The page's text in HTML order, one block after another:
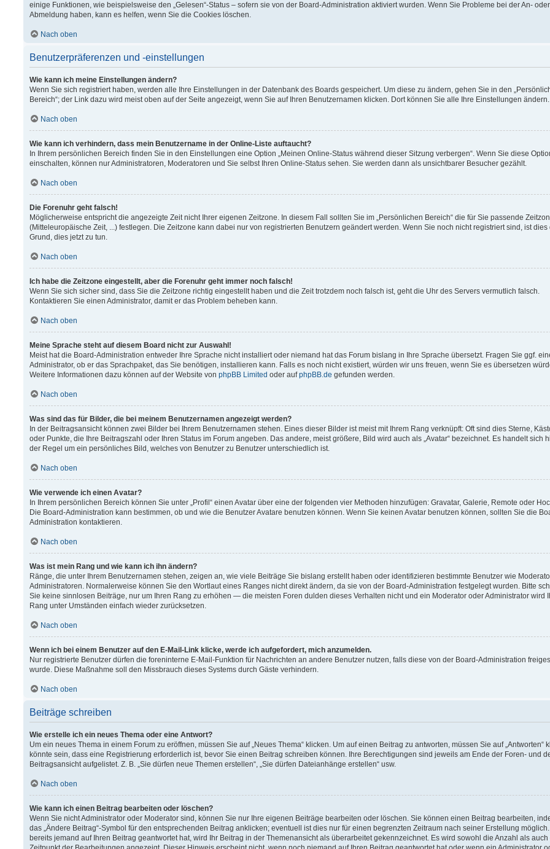
einige Funktionen, wie beispielsweise den „Gelesen“-Status – sofern sie von der Board-Administration aktiviert wurden. Wenn Sie Probleme bei der An- oder
Abmeldung haben, kann es helfen, wenn Sie die Cookies löschen.
Nach oben
Benutzerpräferenzen und -einstellungen
Wie kann ich meine Einstellungen ändern?
Wenn Sie sich registriert haben, werden alle Ihre Einstellungen in der Datenbank des Boards gespeichert. Um diese zu ändern, gehen Sie in den
Bereich“; der Link dazu wird meist oben auf der Seite angezeigt, wenn Sie auf Ihren Benutzernamen klicken. Dort können Sie alle Ihre Einstellungen ändern.
Nach oben
Wie kann ich verhindern, dass mein Benutzername in der Online-Liste auftaucht?
In Ihrem persönlichen Bereich finden Sie in den Einstellungen eine Option „Meinen Online-Status während dieser Sitzung verbergen“. Wenn Sie diese
einschalten, können nur Administratoren, Moderatoren und Sie selbst Ihren Online-Status sehen. Sie werden dann als unsichtbarer Besucher gezählt.
Nach oben
Die Forenuhr geht falsch!
Möglicherweise entspricht die angezeigte Zeit nicht Ihrer eigenen Zeitzone. In diesem Fall sollten Sie im „Persönlichen Bereich“ die für Sie passende
(Mitteleuropäische Zeit, ...) festlegen. Die Zeitzone kann dabei nur von registrierten Benutzern geändert werden. Wenn Sie noch nicht registriert sind, ist dies
Grund, dies jetzt zu tun.
Nach oben
Ich habe die Zeitzone eingestellt, aber die Forenuhr geht immer noch falsch!
Wenn Sie sich sicher sind, dass Sie die Zeitzone richtig eingestellt haben und die Zeit trotzdem noch falsch ist, geht die Uhr des Servers vermutlich falsch.
Kontaktieren Sie einen Administrator, damit er das Problem beheben kann.
Nach oben
Meine Sprache steht auf diesem Board nicht zur Auswahl!
Meist hat die Board-Administration entweder Ihre Sprache nicht installiert oder niemand hat das Forum bislang in Ihre Sprache übersetzt. Fragen Sie ggf.
Administrator, ob er das Sprachpaket, das Sie benötigen, installieren kann. Falls es noch nicht existiert, würden wir uns freuen, wenn Sie es übersetzen
Weitere Informationen dazu können auf der Website von phpBB Limited oder aufphpBB.de gefunden werden.
Nach oben
Was sind das für Bilder, die bei meinem Benutzernamen angezeigt werden?
In der Beitragsansicht können zwei Bilder bei Ihrem Benutzernamen stehen. Eines dieser Bilder ist meist mit Ihrem Rang verknüpft: Oft sind dies Sterne,
oder Punkte, die Ihre Beitragszahl oder Ihren Status im Forum angeben. Das andere, meist größere, Bild wird auch als „Avatar“ bezeichnet. Es handelt sich
der Regel um ein persönliches Bild, welches von Benutzer zu Benutzer unterschiedlich ist.
Nach oben
Wie verwende ich einen Avatar?
In Ihrem persönlichen Bereich können Sie unter „Profil“ einen Avatar über eine der folgenden vier Methoden hinzufügen: Gravatar, Galerie, Remote oder
Die Board-Administration kann bestimmen, ob und wie die Benutzer Avatare benutzen können. Wenn Sie keinen Avatar benutzen können, sollten Sie die
Administration kontaktieren.
Nach oben
Was ist mein Rang und wie kann ich ihn ändern?
Ränge, die unter Ihrem Benutzernamen stehen, zeigen an, wie viele Beiträge Sie bislang erstellt haben oder identifizieren bestimmte Benutzer wie
Administratoren. Normalerweise können Sie den Wortlaut eines Ranges nicht direkt ändern, da sie von der Board-Administration festgelegt wurden. Bitte
Sie keine sinnlosen Beiträge, nur um Ihren Rang zu erhöhen — die meisten Foren dulden dieses Verhalten nicht und ein Moderator oder Administrator wird
Rang unter Umständen einfach wieder zurücksetzen.
Nach oben
Wenn ich bei einem Benutzer auf den E-Mail-Link klicke, werde ich aufgefordert, mich anzumelden.
Nur registrierte Benutzer dürfen die foreninterne E-Mail-Funktion für Nachrichten an andere Benutzer nutzen, falls diese von der Board-Administration
wurde. Diese Maßnahme soll den Missbrauch dieses Systems durch Gäste verhindern.
Nach oben
Beiträge schreiben
Wie erstelle ich ein neues Thema oder eine Antwort?
Um ein neues Thema in einem Forum zu eröffnen, müssen Sie auf „Neues Thema“ klicken. Um auf einen Beitrag zu antworten, müssen Sie auf „Antworten“
könnte sein, dass eine Registrierung erforderlich ist, bevor Sie einen Beitrag schreiben können. Ihre Berechtigungen sind jeweils am Ende der Foren- und
Beitragsansicht aufgelistet. Z. B. „Sie dürfen neue Themen erstellen“, „Sie dürfen Dateianhänge erstellen“ usw.
Nach oben
Wie kann ich einen Beitrag bearbeiten oder löschen?
Wenn Sie nicht Administrator oder Moderator sind, können Sie nur Ihre eigenen Beiträge bearbeiten oder löschen. Sie können einen Beitrag bearbeiten,
das „Ändere Beitrag“-Symbol für den entsprechenden Beitrag anklicken; eventuell ist dies nur für einen begrenzten Zeitraum nach seiner Erstellung
bereits jemand auf Ihren Beitrag geantwortet hat, wird Ihr Beitrag in der Themenansicht als überarbeitet gekennzeichnet. Es wird sowohl die Anzahl als auch